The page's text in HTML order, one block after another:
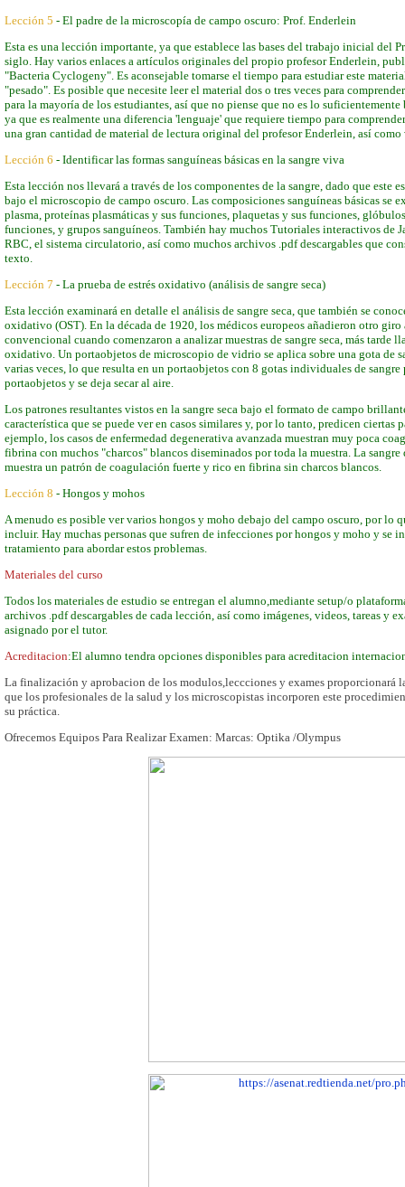
Lección 5 - El padre de la microscopía de campo oscuro: Prof. Enderlein
Esta es una lección importante, ya que establece las bases del trabajo inicial del
siglo. Hay varios enlaces a artículos originales del propio profesor Enderlein,
"Bacteria Cyclogeny". Es aconsejable tomarse el tiempo para estudiar este
"pesado". Es posible que necesite leer el material dos o tres veces para
para la mayoría de los estudiantes, así que no piense que no es lo
ya que es realmente una diferencia 'lenguaje' que requiere tiempo para
una gran cantidad de material de lectura original del profesor Enderlein, así como
Lección 6 - Identificar las formas sanguíneas básicas en la sangre viva
Esta lección nos llevará a través de los componentes de la sangre, dado que este
bajo el microscopio de campo oscuro. Las composiciones sanguíneas básicas se
plasma, proteínas plasmáticas y sus funciones, plaquetas y sus funciones,
funciones, y grupos sanguíneos. También hay muchos Tutoriales interactivos de
RBC, el sistema circulatorio, así como muchos archivos .pdf descargables que
texto.
Lección 7 - La prueba de estrés oxidativo (análisis de sangre seca)
Esta lección examinará en detalle el análisis de sangre seca, que también se
oxidativo (OST). En la década de 1920, los médicos europeos añadieron otro
convencional cuando comenzaron a analizar muestras de sangre seca, más tarde
oxidativo. Un portaobjetos de microscopio de vidrio se aplica sobre una gota de
varias veces, lo que resulta en un portaobjetos con 8 gotas individuales de sangre
portaobjetos y se deja secar al aire.
Los patrones resultantes vistos en la sangre seca bajo el formato de campo
característica que se puede ver en casos similares y, por lo tanto, predicen ciertas
ejemplo, los casos de enfermedad degenerativa avanzada muestran muy poca
fibrina con muchos "charcos" blancos diseminados por toda la muestra. La
muestra un patrón de coagulación fuerte y rico en fibrina sin charcos blancos.
Lección 8 - Hongos y mohos
A menudo es posible ver varios hongos y moho debajo del campo oscuro, por lo
incluir. Hay muchas personas que sufren de infecciones por hongos y moho y se
tratamiento para abordar estos problemas.
Materiales del curso
Todos los materiales de estudio se entregan el alumno,mediante setup/o
archivos .pdf descargables de cada lección, así como imágenes, videos, tareas y
asignado por el tutor.
Acreditacion:El alumno tendra opciones disponibles para acreditacion
La finalización y aprobacion de los modulos,leccciones y exames proporcionará
que los profesionales de la salud y los microscopistas incorporen este
su práctica.
Ofrecemos Equipos Para Realizar Examen: Marcas: Optika /Olympus